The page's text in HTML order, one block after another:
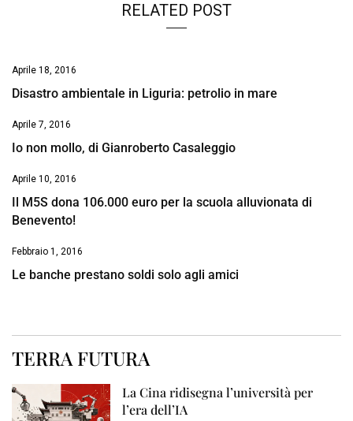
RELATED POST
Aprile 18, 2016
Disastro ambientale in Liguria: petrolio in mare
Aprile 7, 2016
Io non mollo, di Gianroberto Casaleggio
Aprile 10, 2016
Il M5S dona 106.000 euro per la scuola alluvionata di
Benevento!
Febbraio 1, 2016
Le banche prestano soldi solo agli amici
TERRA FUTURA
La Cina ridisegna l’università per
l’era dell’IA